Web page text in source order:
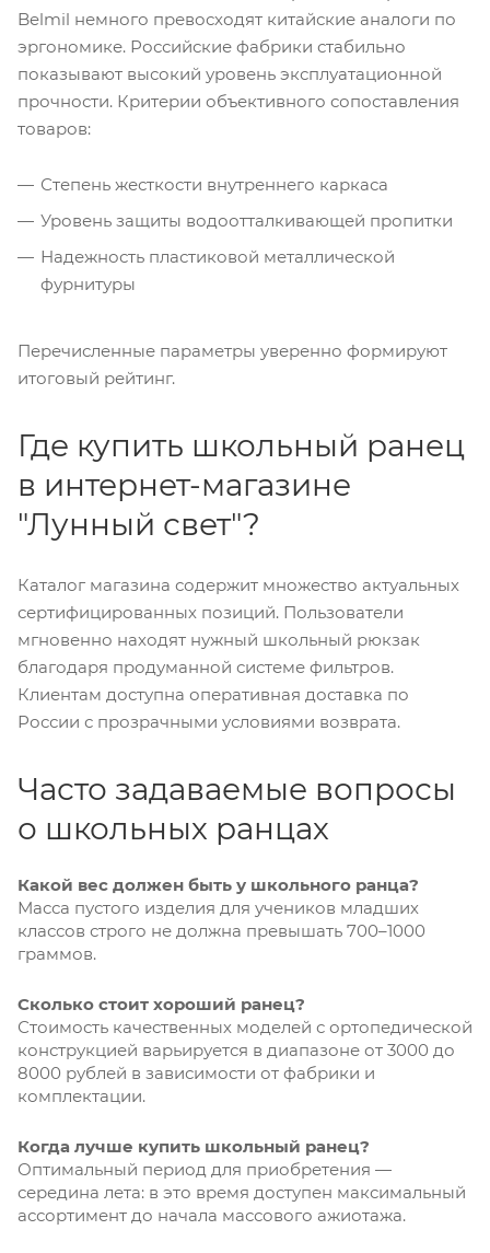
Belmil немного превосходят китайские аналоги по
эргономике. Российские фабрики стабильно
показывают высокий уровень эксплуатационной
прочности. Критерии объективного сопоставления
товаров:
Степень жесткости внутреннего каркаса
Уровень защиты водоотталкивающей пропитки
Надежность пластиковой металлической
фурнитуры
Перечисленные параметры уверенно формируют
итоговый рейтинг.
Где купить школьный ранец
в интернет-магазине
"Лунный свет"?
Каталог магазина содержит множество актуальных
сертифицированных позиций. Пользователи
мгновенно находят нужный школьный рюкзак
благодаря продуманной системе фильтров.
Клиентам доступна оперативная доставка по
России с прозрачными условиями возврата.
Часто задаваемые вопросы
о школьных ранцах
Какой вес должен быть у школьного ранца?
Масса пустого изделия для учеников младших
классов строго не должна превышать 700–1000
граммов.
Сколько стоит хороший ранец?
Стоимость качественных моделей с ортопедической
конструкцией варьируется в диапазоне от 3000 до
8000 рублей в зависимости от фабрики и
комплектации.
Когда лучше купить школьный ранец?
Оптимальный период для приобретения —
середина лета: в это время доступен максимальный
ассортимент до начала массового ажиотажа.